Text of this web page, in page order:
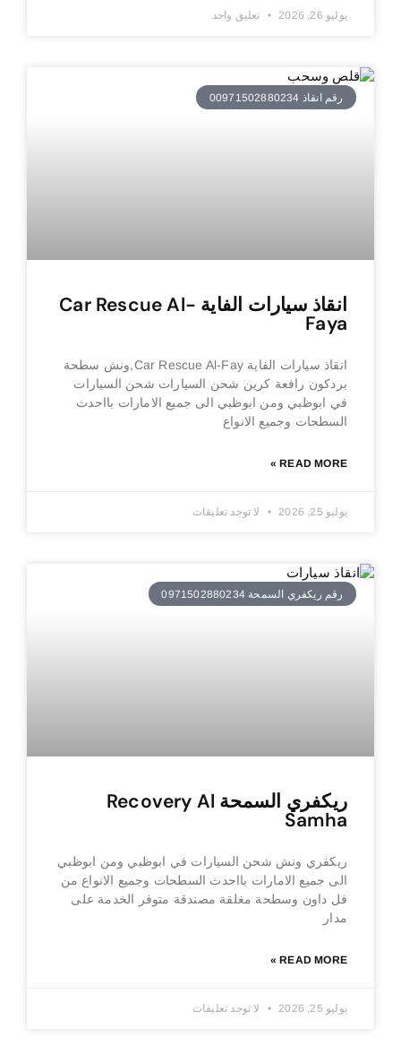
يوليو 26, 2026 تعليق واحد
رقم انقاذ 00971502880234
انقاذ سيارات الفاية Car Rescue Al-
Faya
انقاذ سيارات الفاية Car Rescue Al-Fay,ونش سطحة
بردكون رافعة كرين شحن السيارات شحن السيارات
في ابوظبي ومن ابوظبي الى جميع الامارات بااحدث
السطحات وجميع الانواع
READ MORE »
يوليو 25, 2026 لا توجد تعليقات
رقم ريكفري السمحة 0971502880234
ريكفري السمحة Recovery Al
Samha
ريكفري ونش شحن السيارات في ابوظبي ومن ابوظبي
الى جميع الامارات بااحدث السطحات وجميع الانواع من
فل داون وسطحة مغلقة مصندقة متوفر الخدمة على
مدار
READ MORE »
يوليو 25, 2026 لا توجد تعليقات